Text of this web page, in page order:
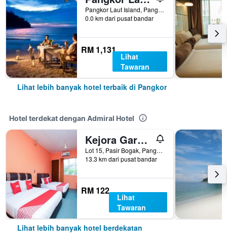
Pangkor Laut Island, Pangkor, Malaysia
0.0 km dari pusat bandar
RM 1,131
Lihat
Tawaran
Lihat lebih banyak hotel terbaik di Pangkor
Hotel terdekat dengan Admiral Hotel
Kejora Garden Resort
Lot 15, Pasir Bogak, Pangkor, Malaysia
13.3 km dari pusat bandar
RM 122
Lihat
Tawaran
Lihat lebih banyak hotel berdekatan